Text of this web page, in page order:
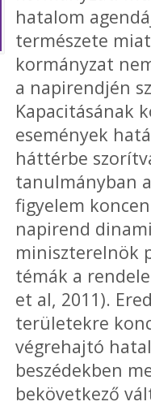
hatalom
természete
kormányzat
a napirendjén
Kapacitásának
események
háttérbe
tanulmányban
figyelem
napirend
miniszterelnök
témák a
et al, 2011).
területekre
végrehajtó
beszédekben
bekövetkező